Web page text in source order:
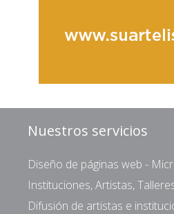
Nuestros servicios
Diseño de páginas web -
Instituciones, Artistas,
Difusión de artistas e